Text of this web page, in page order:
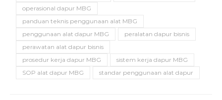
operasional dapur MBG
panduan teknis penggunaan alat MBG
penggunaan alat dapur MBG
peralatan dapur bisnis
perawatan alat dapur bisnis
prosedur kerja dapur MBG
sistem kerja dapur MBG
SOP alat dapur MBG
standar penggunaan alat dapur